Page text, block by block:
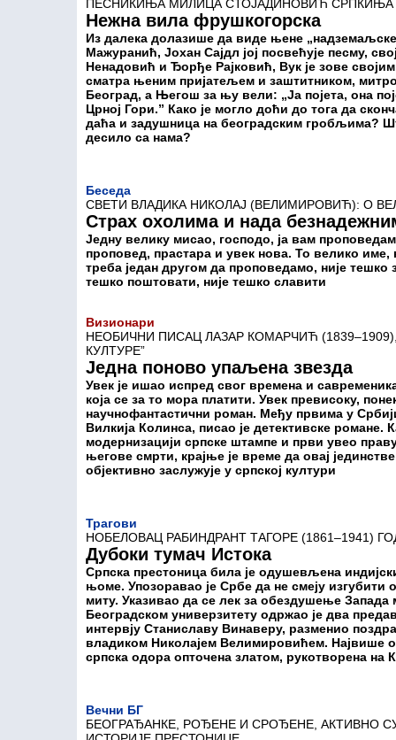
ПЕСНИКИЊА МИЛИЦА СТОЈАДИНОВИЋ СРПКИЊА
Нежна вила фрушкогорска
Из далека долазише да виде њене
Мажуранић, Јохан Сајдл јој посвећује песму,
Ненадовић и Ђорђе Рајковић, Вук је зове
сматра њеним пријатељем и заштитником,
Београд, а Његош за њу вели: „Ја појета, она
Црној Гори.” Како је могло доћи до тога да
даћа и задушница на београдским гробљима?
десило са нама?
Беседа
СВЕТИ ВЛАДИКА НИКОЛАЈ (ВЕЛИМИРОВИЋ): О
Страх охолима и нада
Једну велику мисао, господо, ја вам
проповед, прастара и увек нова. To велико име,
треба један другом да проповедамо, није тешко
тешко поштовати, није тешко славити
Визионари
НЕОБИЧНИ ПИСАЦ ЛАЗАР КОМАРЧИЋ
КУЛТУРЕ”
Једна поново упаљена звезда
Увек је ишао испред свог времена и
која се за то мора платити. Увек превисоку,
научнофантастични роман. Међу првима у
Вилкија Колинса, писао је детективске романе.
модернизацији српске штампе и први увео
његове смрти, крајње је време да овај
објективно заслужује у српској култури
Трагови
НОБЕЛОВАЦ РАБИНДРАНТ ТАГОРЕ (1861–1941)
Дубоки тумач Истока
Српска престоница била је одушевљена
њоме. Упозоравао је Србе да не смеју
миту. Указивао да се лек за обездушење
Београдском универзитету одржао је два
интервју Станиславу Винаверу, разменио
владиком Николајем Велимировићем. Највише
српска одора опточена златом, рукотворена на
Вечни БГ
БЕОГРАЂАНКЕ, РОЂЕНЕ И СРОЂЕНЕ, АКТИВНО